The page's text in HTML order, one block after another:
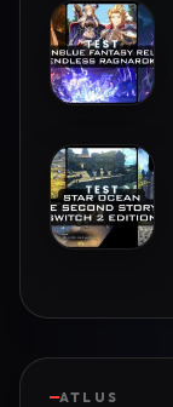
ATLUS